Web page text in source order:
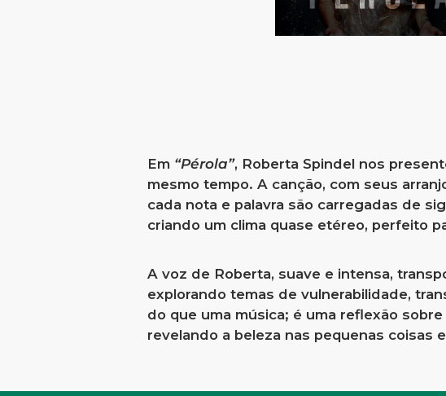
Em “Pérola”, Roberta Spindel nos
mesmo tempo. A canção, com seus
cada nota e palavra são carregadas de
criando um clima quase etéreo, perfeito
A voz de Roberta, suave e intensa,
explorando temas de vulnerabilidade,
do que uma música; é uma reflexão
revelando a beleza nas pequenas coisas